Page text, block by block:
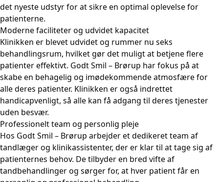
det nyeste udstyr for at sikre en optimal oplevelse for
patienterne.
Moderne faciliteter og udvidet kapacitet
Klinikken er blevet udvidet og rummer nu seks
behandlingsrum, hvilket gør det muligt at betjene flere
patienter effektivt. Godt Smil – Brørup har fokus på at
skabe en behagelig og imødekommende atmosfære for
alle deres patienter. Klinikken er også indrettet
handicapvenligt, så alle kan få adgang til deres tjenester
uden besvær.
Professionelt team og personlig pleje
Hos Godt Smil – Brørup arbejder et dedikeret team af
tandlæger og klinikassistenter, der er klar til at tage sig af
patienternes behov. De tilbyder en bred vifte af
tandbehandlinger og sørger for, at hver patient får en